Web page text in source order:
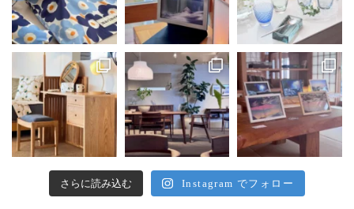
さらに読み込む Instagram でフォロー